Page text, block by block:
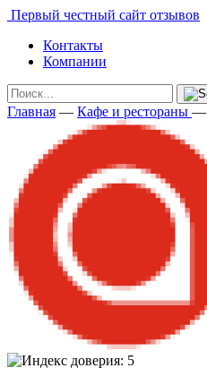
Первый честный сайт отзывов
Контакты
Компании
Главная — Кафе и рестораны —